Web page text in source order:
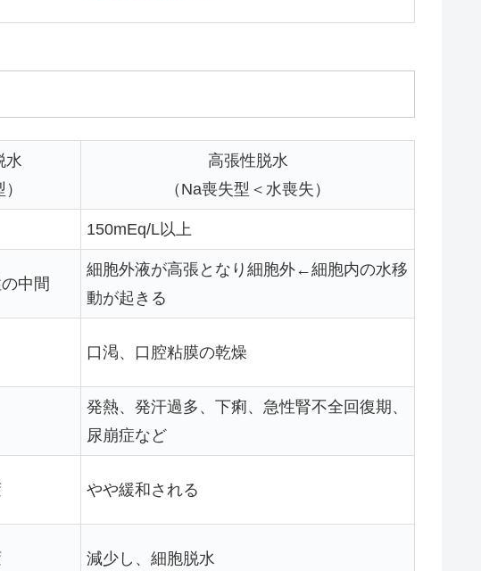
水
高張性脱水
（Na喪失型＜水喪失）
150mEq/L以上
中間
細胞外液が高張となり細胞外←細胞内の水移
動が起きる
口渇、口腔粘膜の乾燥
発熱、発汗過多、下痢、急性腎不全回復期、
尿崩症など
やや緩和される
減少し、細胞脱水